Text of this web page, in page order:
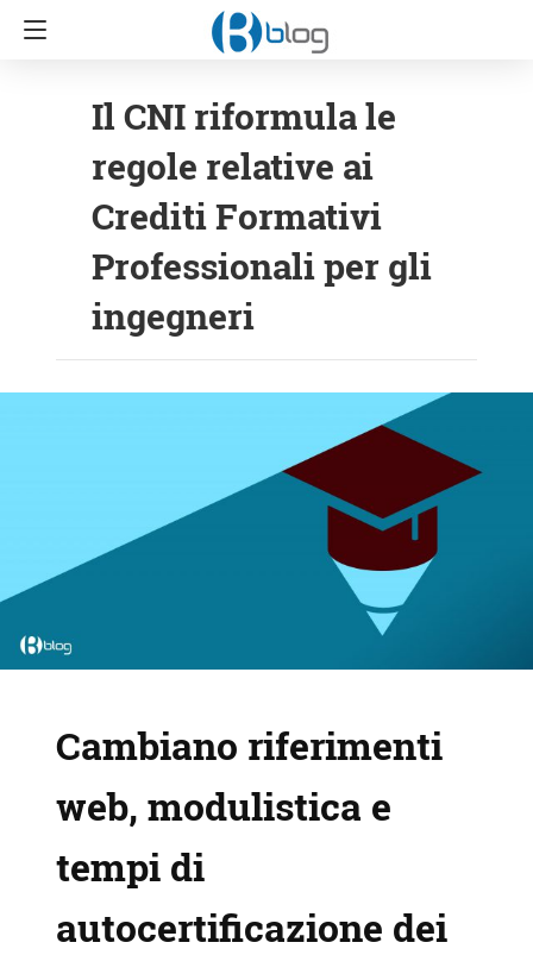
Il CNI riformula le
regole relative ai
Crediti Formativi
Professionali per gli
ingegneri
Cambiano riferimenti
web, modulistica e
tempi di
autocertificazione dei